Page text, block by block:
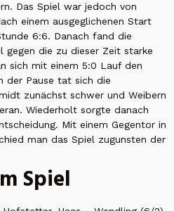
Das Spiel war jedoch von
einem ausgeglichenen Start
6:6. Danach fand die
gegen die zu dieser Zeit starke
sich mit einem 5:0 Lauf den
der Pause tat sich die
zunächst schwer und Weibern
Wiederholt sorgte danach
Mit einem Gegentor in
man das Spiel zugunsten der
Spiel